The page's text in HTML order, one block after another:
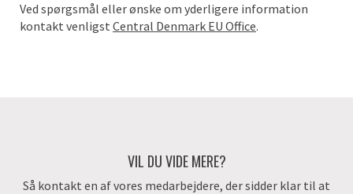
Ved spørgsmål eller ønske om yderligere information
kontakt venligst Central Denmark EU Office.
VIL DU VIDE MERE?
Så kontakt en af vores medarbejdere, der sidder klar til at